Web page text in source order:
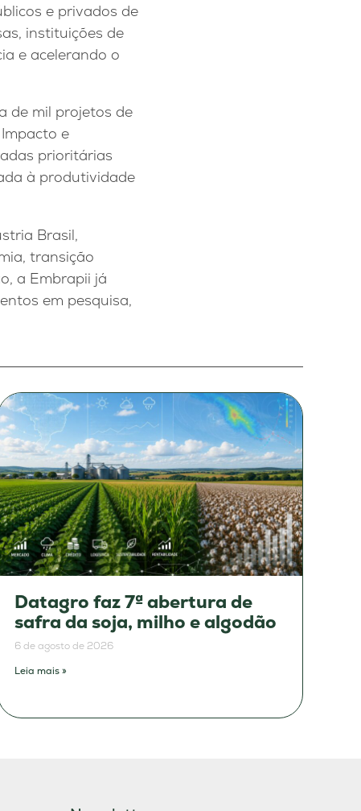
e privados de
instituições de
e acelerando o
de mil projetos de
e
prioritárias
à produtividade
Brasil,
transição
a Embrapii já
em pesquisa,
Datagro faz 7ª abertura de
safra da soja, milho e algodão
6 de agosto de 2026
Leia mais »